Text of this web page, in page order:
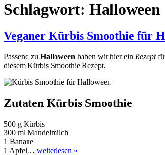
Schlagwort: Halloween
Veganer Kürbis Smoothie für
Passend zu Halloween haben wir hier ein Rezept
diesem Kürbis Smoothie Rezept.
Zutaten Kürbis Smoothie
500 g Kürbis
300 ml Mandelmilch
1 Banane
1 Apfel… weiterlesen »